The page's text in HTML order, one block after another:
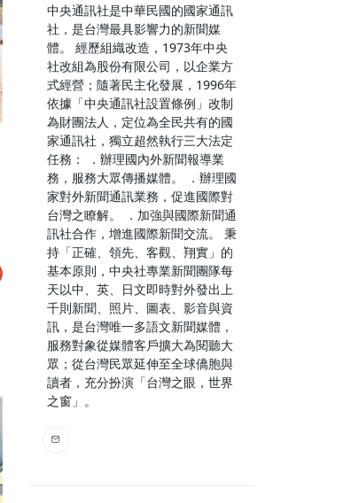
中央通訊社是中華民國的國家通訊
社，是台灣最具影響力的新聞媒
體。 經歷組織改造，1973年中央
社改組為股份有限公司，以企業方
式經營；隨著民主化發展，1996年
依據「中央通訊社設置條例」改制
為財團法人，定位為全民共有的國
家通訊社，獨立超然執行三大法定
任務： ．辦理國內外新聞報導業
務，服務大眾傳播媒體。 ．辦理國
家對外新聞通訊業務，促進國際對
台灣之瞭解。 ．加強與國際新聞通
訊社合作，增進國際新聞交流。 秉
持「正確、領先、客觀、翔實」的
基本原則，中央社專業新聞團隊每
天以中、英、日文即時對外發出上
千則新聞、照片、圖表、影音與資
訊，是台灣唯一多語文新聞媒體，
服務對象從媒體客戶擴大為閱聽大
眾；從台灣民眾延伸至全球僑胞與
讀者，充分扮演「台灣之眼，世界
之窗」。